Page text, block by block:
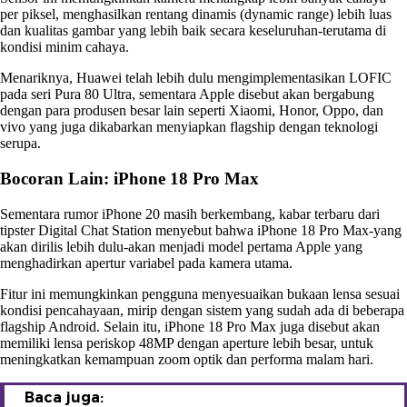
per piksel, menghasilkan rentang dinamis (dynamic range) lebih luas
dan kualitas gambar yang lebih baik secara keseluruhan-terutama di
kondisi minim cahaya.
Menariknya, Huawei telah lebih dulu mengimplementasikan LOFIC
pada seri Pura 80 Ultra, sementara Apple disebut akan bergabung
dengan para produsen besar lain seperti Xiaomi, Honor, Oppo, dan
vivo yang juga dikabarkan menyiapkan flagship dengan teknologi
serupa.
Bocoran Lain: iPhone 18 Pro Max
Sementara rumor iPhone 20 masih berkembang, kabar terbaru dari
tipster Digital Chat Station menyebut bahwa iPhone 18 Pro Max-yang
akan dirilis lebih dulu-akan menjadi model pertama Apple yang
menghadirkan apertur variabel pada kamera utama.
Fitur ini memungkinkan pengguna menyesuaikan bukaan lensa sesuai
kondisi pencahayaan, mirip dengan sistem yang sudah ada di beberapa
flagship Android. Selain itu, iPhone 18 Pro Max juga disebut akan
memiliki lensa periskop 48MP dengan aperture lebih besar, untuk
meningkatkan kemampuan zoom optik dan performa malam hari.
Baca juga: